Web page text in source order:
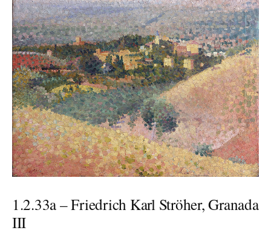
1.2.33a – Friedrich Karl Ströher, Granada
III